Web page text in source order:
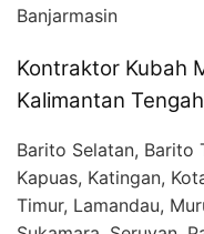
Banjarmasin
Kontraktor Kubah
Kalimantan Tengah
Barito Selatan, Barito
Kapuas, Katingan,
Timur, Lamandau,